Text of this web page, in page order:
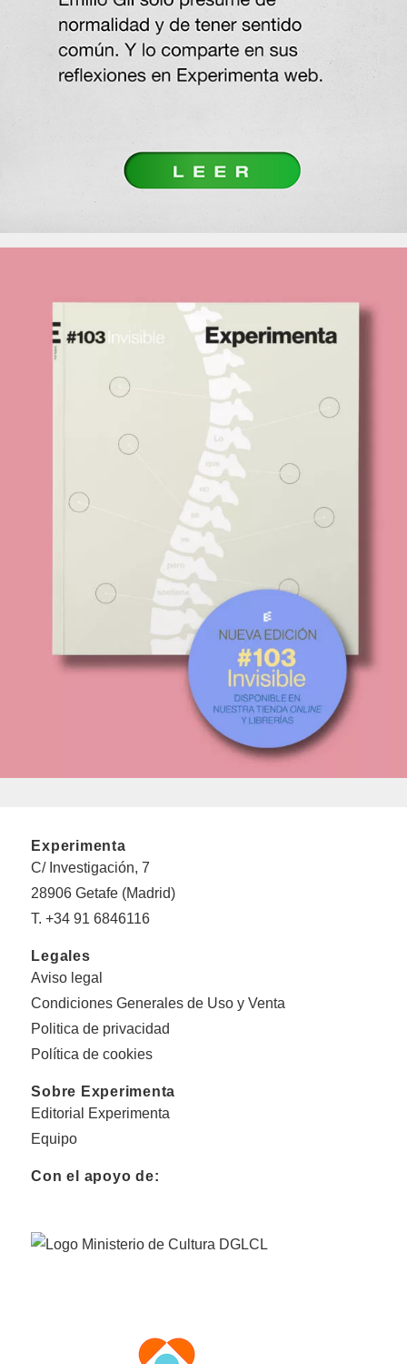
Experimenta
C/ Investigación, 7
28906 Getafe (Madrid)
T. +34 91 6846116
Legales
Aviso legal
Condiciones Generales de Uso y Venta
Politica de privacidad
Política de cookies
Sobre Experimenta
Editorial Experimenta
Equipo
Con el apoyo de: